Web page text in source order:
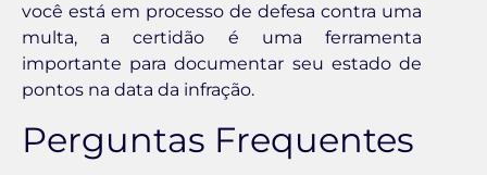
você está em processo de defesa contra uma
multa, a certidão é uma ferramenta
importante para documentar seu estado de
pontos na data da infração.
Perguntas Frequentes